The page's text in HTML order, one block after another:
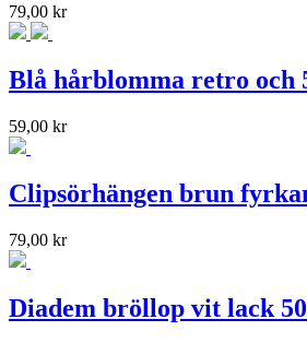
79,00 kr
Blå hårblomma retro och
59,00 kr
Clipsörhängen brun
79,00 kr
Diadem bröllop vit lack